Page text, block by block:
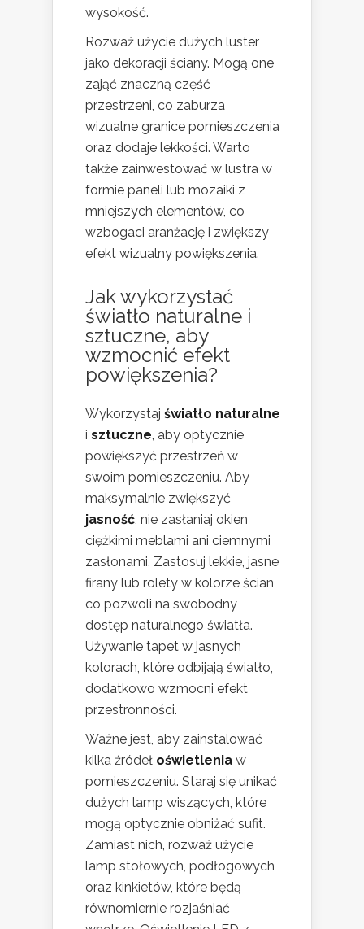
wysokość.
Rozważ użycie dużych luster
jako dekoracji ściany. Mogą one
zająć znaczną część
przestrzeni, co zaburza
wizualne granice pomieszczenia
oraz dodaje lekkości. Warto
także zainwestować w lustra w
formie paneli lub mozaiki z
mniejszych elementów, co
wzbogaci aranżację i zwiększy
efekt wizualny powiększenia.
Jak wykorzystać
światło naturalne i
sztuczne, aby
wzmocnić efekt
powiększenia?
Wykorzystaj światło naturalne
i sztuczne, aby optycznie
powiększyć przestrzeń w
swoim pomieszczeniu. Aby
maksymalnie zwiększyć
jasność, nie zasłaniaj okien
ciężkimi meblami ani ciemnymi
zasłonami. Zastosuj lekkie, jasne
firany lub rolety w kolorze ścian,
co pozwoli na swobodny
dostęp naturalnego światła.
Używanie tapet w jasnych
kolorach, które odbijają światło,
dodatkowo wzmocni efekt
przestronności.
Ważne jest, aby zainstalować
kilka źródeł oświetlenia w
pomieszczeniu. Staraj się unikać
dużych lamp wiszących, które
mogą optycznie obniżać sufit.
Zamiast nich, rozważ użycie
lamp stołowych, podłogowych
oraz kinkietów, które będą
równomiernie rozjaśniać